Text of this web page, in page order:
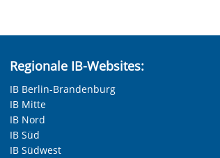
Regionale IB-Websites:
IB Berlin-Brandenburg
IB Mitte
IB Nord
IB Süd
IB Südwest